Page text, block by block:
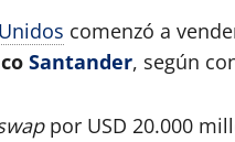
comenzó a
Santander, según
por USD 20.000